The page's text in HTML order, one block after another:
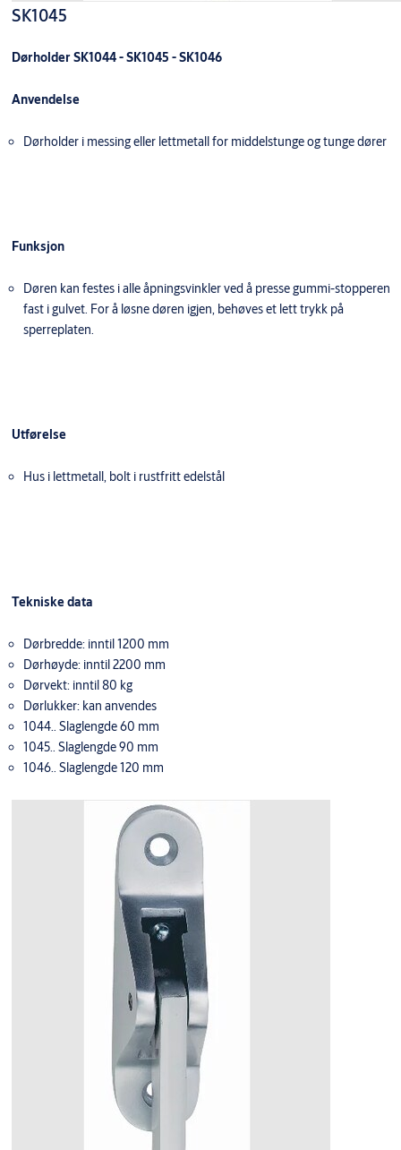
SK1045
Dørholder SK1044 - SK1045 - SK1046
Anvendelse
Dørholder i messing eller lettmetall for middelstunge og tunge dører
Funksjon
Døren kan festes i alle åpningsvinkler ved å presse gummi-stopperen
fast i gulvet. For å løsne døren igjen, behøves et lett trykk på
sperreplaten.
Utførelse
Hus i lettmetall, bolt i rustfritt edelstål
Tekniske data
Dørbredde: inntil 1200 mm
Dørhøyde: inntil 2200 mm
Dørvekt: inntil 80 kg
Dørlukker: kan anvendes
1044.. Slaglengde 60 mm
1045.. Slaglengde 90 mm
1046.. Slaglengde 120 mm